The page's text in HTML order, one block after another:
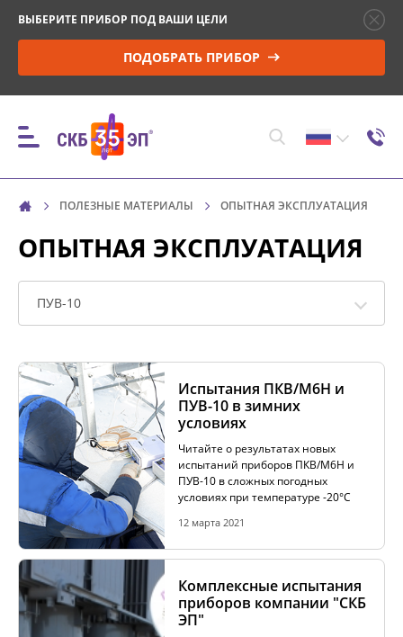
ВЫБЕРИТЕ ПРИБОР ПОД ВАШИ ЦЕЛИ
ПОДОБРАТЬ ПРИБОР
ПРИБОРЫ
КОНТРОЛЬ ПАРАМЕТРОВ И МОНИТОРИНГ
ВЫСОКОВОЛЬТНЫХ ВЫКЛЮЧАТЕЛЕЙ (ВВ)
МИНИМАЛЬНОГО НАПРЯЖЕНИЯ
СРАБАТЫВАНИЯ
ИЗМЕРЕНИЕ СОПРОТИВЛЕНИЯ В
БЕЗИНДУКТИВНЫХ ОБЪЕКТАХ
ИЗМЕРЕНИЕ СОПРОТИВЛЕНИЯ В ИНДУКТИВНЫХ
ОБЪЕКТАХ
РАЗМАГНИЧИВАНИЕ ТРАНСФОРМАТОРОВ
ПОЛЕЗНЫЕ МАТЕРИАЛЫ ОПЫТНАЯ ЭКСПЛУАТАЦИЯ
ОПЫТНАЯ ЭКСПЛУАТАЦИЯ
ПУВ-10
Испытания ПКВ/М6Н и
ПУВ-10 в зимних
условиях
Читайте о результатах новых
испытаний приборов ПКВ/М6Н и
ПУВ-10 в сложных погодных
условиях при температуре -20°C
12 марта 2021
Комплексные испытания
приборов компании "СКБ
ЭП"